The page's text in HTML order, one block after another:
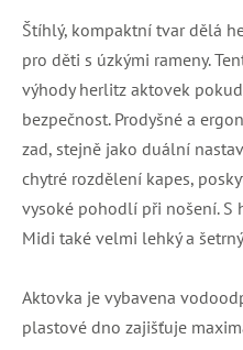
Štíhlý, kompaktní tvar dělá
pro děti s úzkými rameny.
výhody herlitz aktovek
bezpečnost. Prodyšné a
zad, stejně jako duální
chytré rozdělení kapes,
vysoké pohodlí při nošení. S
Midi také velmi lehký a
Aktovka je vybavena
plastové dno zajišťuje